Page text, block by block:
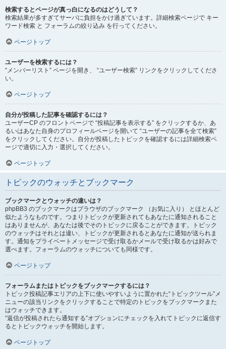
検索するとページが真っ白になるのはどうして？
検索結果が多すぎてサーバに負担をかけ過ぎています。詳細検索ページで キー
ワード検索 と フォーラムの絞り込み を行ってください。
ページトップ
ユーザーを検索するには？
“メンバーリスト” ページを開き、 “ユーザー検索” リンクをクリックしてくださ
い。
ページトップ
自分が投稿した記事を確認するには？
ユーザーCP のフロントページで “投稿記事を表示する” をクリックするか、あ
るいはあなた自身のプロフィールページを開いて “ユーザーの記事を全て検索”
をクリックしてください。自分が投稿したトピックを確認するには詳細検索ペ
ージで適切に入力・選択してください。
ページトップ
トピックのウォッチとブックマーク
ブックマークとウォッチの違いは？
phpBB3 のブックマークはブラウザのブックマーク （お気に入り） とほとんど
似たようなものです。つまりトピックが更新されてもあなたに通知されること
はありませんが、あなたは後でそのトピックに戻ることができます。トピック
のウォッチはそれとは違い、トピックが更新されるとあなたに通知が送られま
す。通知をプライベートメッセージで受け取るかメールで受け取るかは好みで
選べます。フォーラムのウォッチについても同様です。
ページトップ
フォーラムまたはトピックをブックマークするには？
トピック投稿記事エリアの上下に使いやすいように置かれた“トピックツール”メ
ニューの該当リンクをクリックすることで特定のトピックをブックマークまた
はウォッチできます。
“返信が投稿されたら通知する”オプションにチェックを入れてトピックに返信す
るとトピックウォッチを開始します。
ページトップ